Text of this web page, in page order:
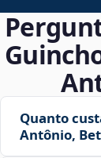
Quanto
Antônio,